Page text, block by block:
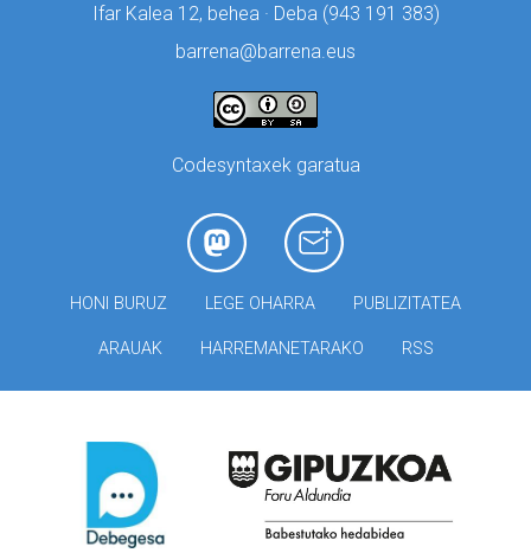
Ifar Kalea 12, behea · Deba (943 191 383)
barrena@barrena.eus
Codesyntaxek garatua
HONI BURUZ LEGE OHARRA PUBLIZITATEA
ARAUAK HARREMANETARAKO RSS